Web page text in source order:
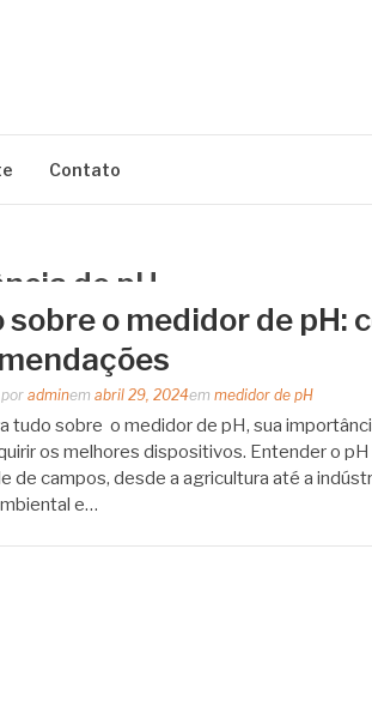
Contato
do pH
sobre o medidor de pH:
adminem abril 29, 2024em medidor de pH
tudo sobre o medidor de pH, sua
os melhores dispositivos. Entender o
de campos, desde a agricultura até a
e…